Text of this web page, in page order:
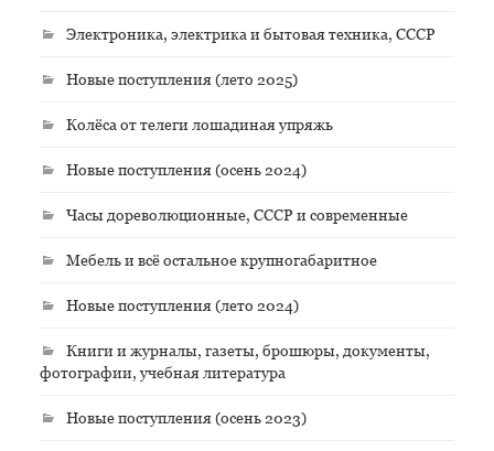
Электроника, электрика и бытовая техника, СССР
Новые поступления (лето 2025)
Колёса от телеги лошадиная упряжь
Новые поступления (осень 2024)
Часы дореволюционные, СССР и современные
Мебель и всё остальное крупногабаритное
Новые поступления (лето 2024)
Книги и журналы, газеты, брошюры, документы,
фотографии, учебная литература
Новые поступления (осень 2023)